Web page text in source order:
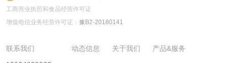
工商营业执照和食品经营许可证
增值电信业务经营许可证： 豫B2-20180141
联系我们 动态信息 关于我们 产品&服务